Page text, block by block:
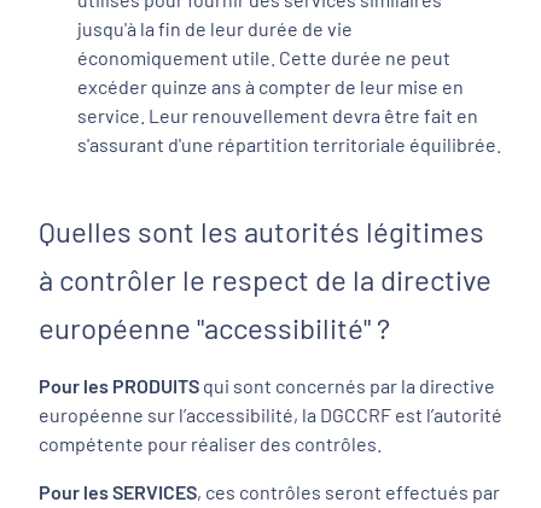
jusqu'à la fin de leur durée de vie
économiquement utile. Cette durée ne peut
excéder quinze ans à compter de leur mise en
service. Leur renouvellement devra être fait en
s'assurant d'une répartition territoriale équilibrée.
Quelles sont les autorités légitimes
à contrôler le respect de la directive
européenne "accessibilité" ?
Pour les PRODUITS qui sont concernés par la directive
européenne sur l’accessibilité, la DGCCRF est l’autorité
compétente pour réaliser des contrôles.
Pour les SERVICES, ces contrôles seront effectués par